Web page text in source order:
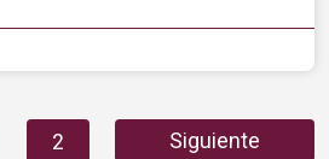
2 Siguiente